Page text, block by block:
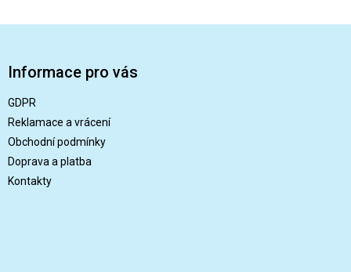
Informace pro vás
GDPR
Reklamace a vrácení
Obchodní podmínky
Doprava a platba
Kontakty